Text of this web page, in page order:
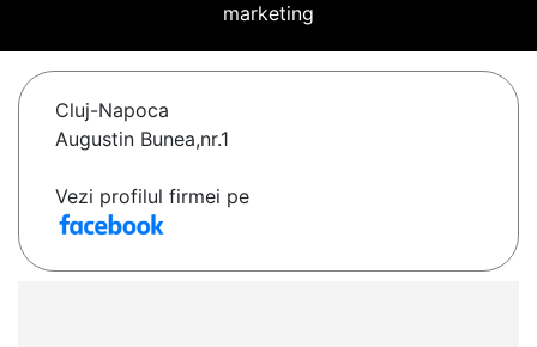
marketing
Cluj-Napoca
Augustin Bunea,nr.1
Vezi profilul firmei pe